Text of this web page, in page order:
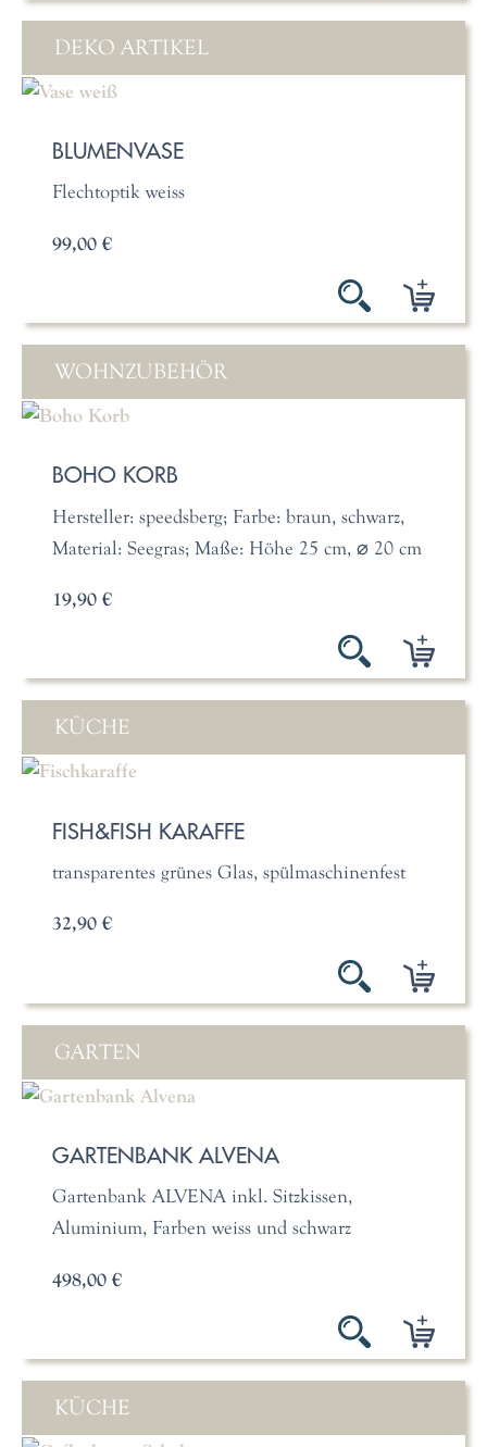
DEKO ARTIKEL
BLUMENVASE
Flechtoptik weiss
99,00 €
WOHNZUBEHÖR
BOHO KORB
Hersteller: speedsberg; Farbe: braun, schwarz,
Material: Seegras; Maße: Höhe 25 cm, ⌀ 20 cm
19,90 €
KÜCHE
FISH&FISH KARAFFE
transparentes grünes Glas, spülmaschinenfest
32,90 €
GARTEN
GARTENBANK ALVENA
Gartenbank ALVENA inkl. Sitzkissen,
Aluminium, Farben weiss und schwarz
498,00 €
KÜCHE